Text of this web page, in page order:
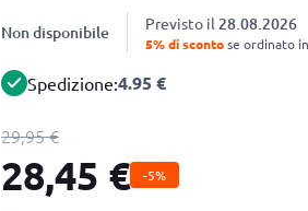
Non disponibile Previsto il 28.08.2026
5% di scontose ordinato
Spedizione:4.95 €
29,95 €
28,45 € -5%